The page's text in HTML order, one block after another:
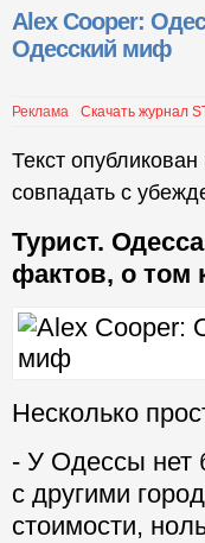
Alex Cooper:
Одесский миф
Реклама Скачать журнал
Текст
совпадать с
Турист.
фактов, о том
Несколько
- У Одессы нет
с другими
стоимости,